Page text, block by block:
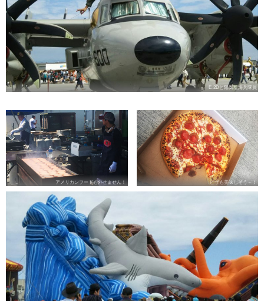
E-2Dと陽気な海兵隊員
アメリカンフードも外せません！ ピザも美味しそう～！